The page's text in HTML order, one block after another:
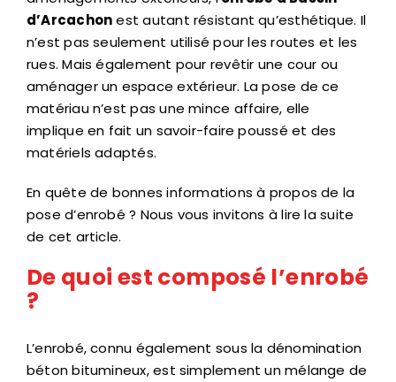
d’Arcachonest autant résistant qu’esthétique. Il
n’est pas seulement utilisé pour les routes et les
rues. Mais également pour revêtir une cour ou
aménager un espace extérieur. La pose de ce
matériau n’est pas une mince affaire, elle
implique en fait un savoir-faire poussé et des
matériels adaptés.
En quête de bonnes informations à propos de la
pose d’enrobé ? Nous vous invitons à lire la suite
de cet article.
De quoi est composé l’enrobé
?
L’enrobé, connu également sous la dénomination
béton bitumineux, est simplement un mélange de